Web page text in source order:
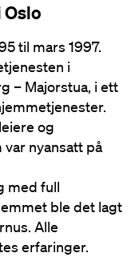
til mars 1997.
i
– Majorstua, i ett
og
nyansatt på
med full
ble det lagt
Alle
erfaringer.